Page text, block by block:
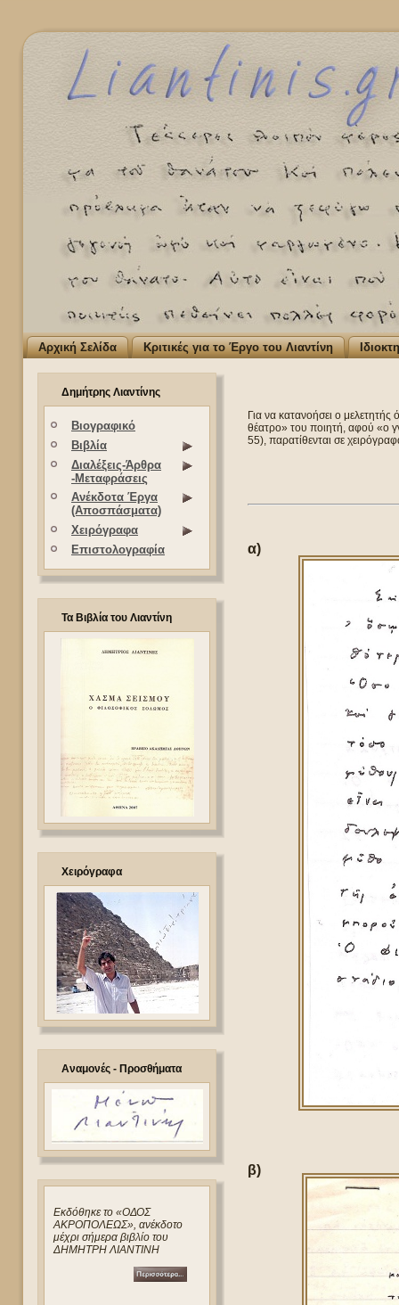
Αρχική Σελίδα Κριτικές για το Έργο του Λιαντίνη
Δημήτρης Λιαντίνης
Βιογραφικό
Βιβλία
Διαλέξεις-Άρθρα
-Μεταφράσεις
Ανέκδοτα Έργα
(Αποσπάσματα)
Χειρόγραφα
Επιστολογραφία
Τα Βιβλία του Λιαντίνη
Χειρόγραφα
Αναμονές - Προσθήματα
Eκδόθηκε το «ΟΔΟΣ
ΑΚΡΟΠΟΛΕΩΣ», ανέκδοτο
μέχρι σήμερα βιβλίο του
ΔΗΜΗΤΡΗ ΛΙΑΝΤΙΝΗ
Για να κατανοήσει ο μελετητής
θέατρο» του ποιητή, αφού «ο
55), παρατίθενται σε
α)
β)